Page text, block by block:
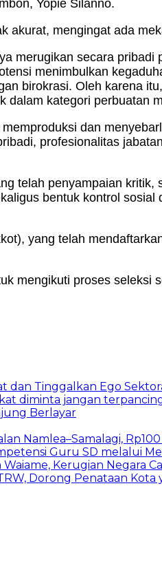
Yopie Silanno.
akurat, mengingat ada
merugikan secara
menimbulkan
birokrasi. Oleh karena
kategori perbuatan
dan
profesionalitas
telah penyampaian
bentuk kontrol
yang telah
mengikuti proses
dan Tinggalkan Ego
diminta jangan
Berlayar
Namlea–Samalagi,
Guru SD melalui
Kerugian Negara
Dorong Penataan